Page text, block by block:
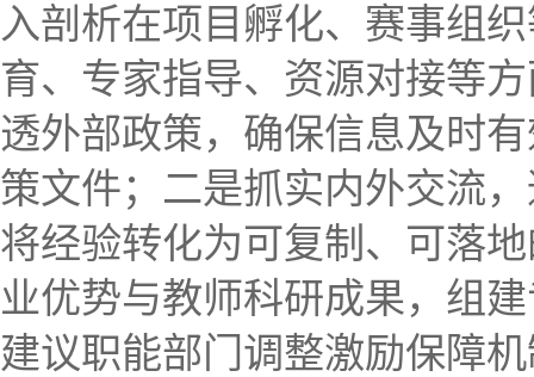
入剖析在项目孵化、赛事组
育、专家指导、资源对接等
透外部政策，确保信息及时
策文件；二是抓实内外交流
将经验转化为可复制、可落
业优势与教师科研成果，组
建议职能部门调整激励保障